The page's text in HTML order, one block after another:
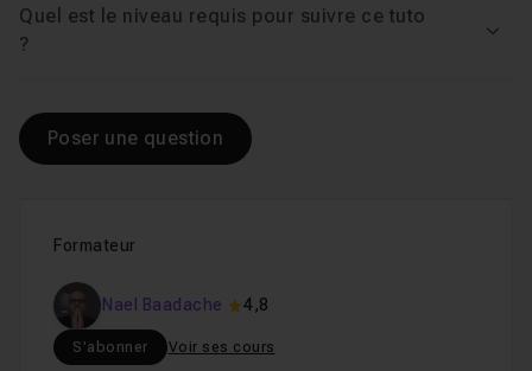
Formateur
Nael Baadache 4,8
S'abonner Voir ses cours
Quel est le niveau requis pour suivre ce tuto
?
Poser une question